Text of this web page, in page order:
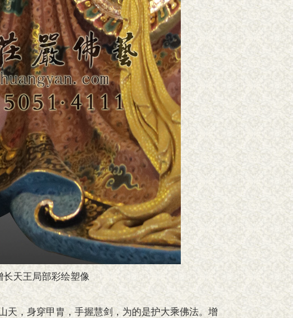
长天王局部彩绘塑像
天，身穿甲胄，手握慧剑，为的是护大乘佛法。增